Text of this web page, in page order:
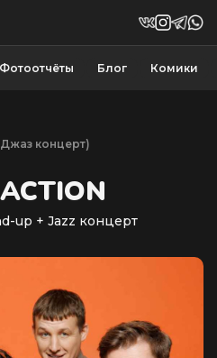
Фотоотчёты Блог Комики
концерт)
up + Jazz концерт